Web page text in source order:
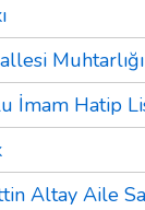
Muhtarlığı
İmam Hatip
Altay Aile